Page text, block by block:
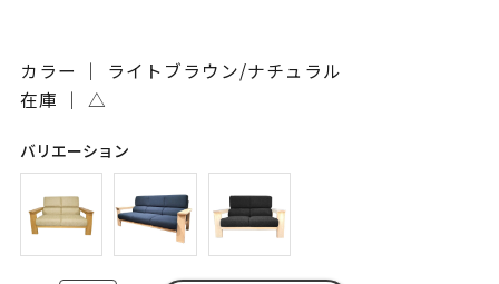
カラー ｜ ライトブラウン/ナチュラル
在庫 ｜ △
バリエーション